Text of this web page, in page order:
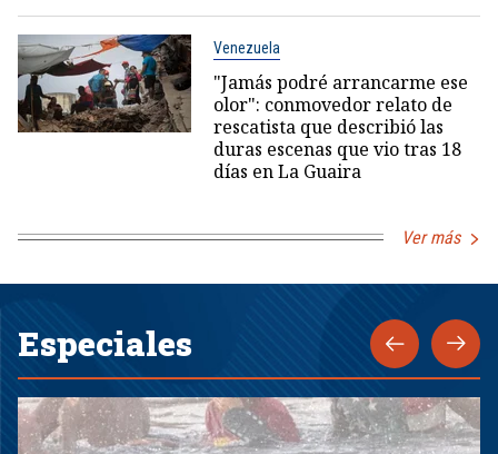
Venezuela
"Jamás podré arrancarme ese
olor": conmovedor relato de
rescatista que describió las
duras escenas que vio tras 18
días en La Guaira
Ver más
Especiales